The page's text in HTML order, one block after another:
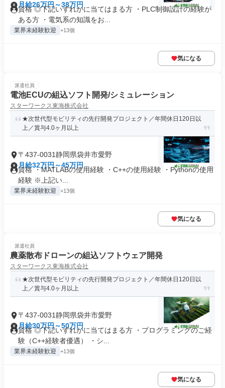
月給26万円～38万円
資格 ◎下記いずれかに当てはまる方 ・PLC制御設計の経験が
ある方 ・電気系の知識をお...
業界未経験歓迎 +13個
気になる
派遣社員
電池ECUの組込ソフト開発/シミュレーション
スターワークス東海株式会社
★次世代型モビリティの先行開発プロジェクト／年間休日120日以
上／賞与4.0ヶ月以上
〒437-0031静岡県袋井市愛野
月給32万円～45万円
資格 ・MATLABの使用経験 ・C++の使用経験 ・Pythonの使用
経験 ※上記い...
業界未経験歓迎 +13個
気になる
派遣社員
農薬散布ドローンの組込ソフトウェア開発
スターワークス東海株式会社
★次世代型モビリティの先行開発プロジェクト／年間休日120日以
上／賞与4.0ヶ月以上
〒437-0031静岡県袋井市愛野
月給30万円～50万円
資格 ◎下記いずれかに当てはまる方 ・プログラミングのご経
験（C++経験者優遇） ・シ...
業界未経験歓迎 +13個
気になる